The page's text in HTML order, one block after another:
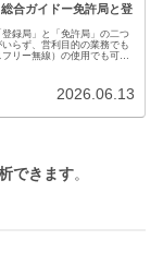
合ガイドー免許局と登
録局」と「免許局」の二つ
らず、営利目的の業務でも
リー無線）の使用でも可能
2026.06.13
できます。